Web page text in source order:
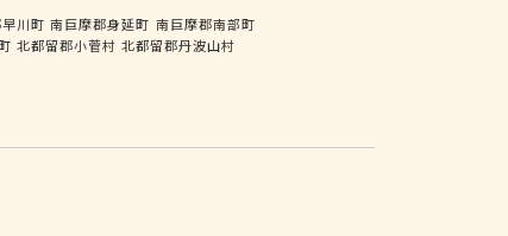
川町 南巨摩郡身延町 南巨摩郡南部町
北都留郡小菅村 北都留郡丹波山村